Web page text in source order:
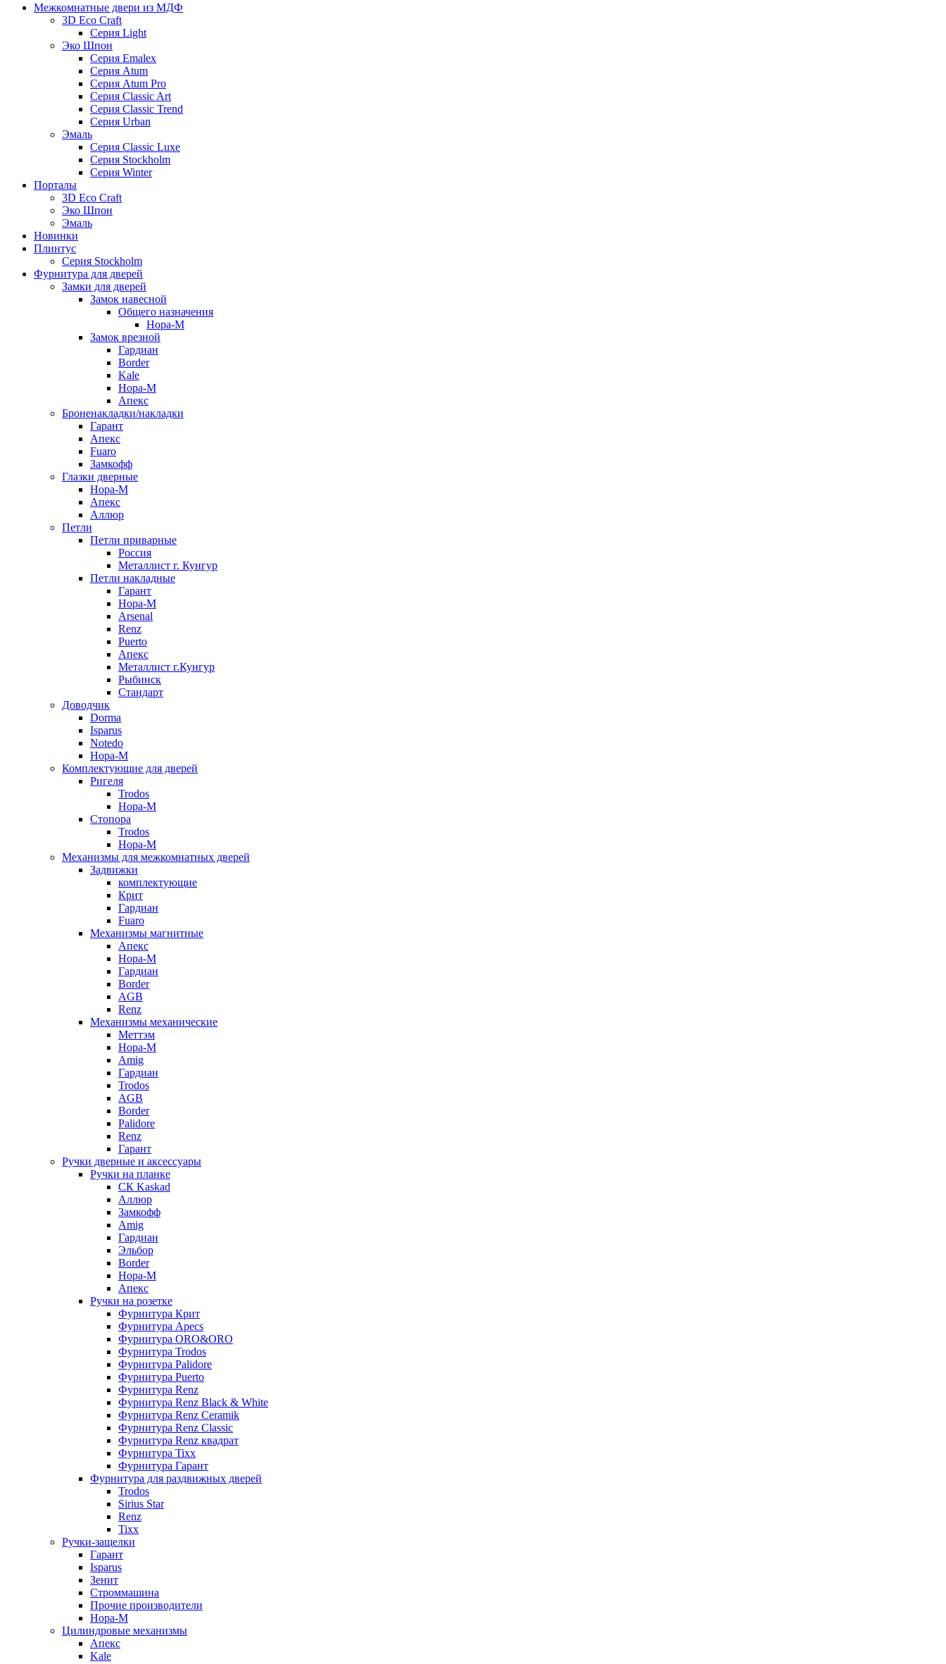
Межкомнатные двери из МДФ
3D Eco Craft
Серия Light
Эко Шпон
Серия Emalex
Серия Atum
Серия Atum Pro
Серия Classic Art
Серия Classic Trend
Серия Urban
Эмаль
Серия Classic Luxe
Серия Stockholm
Серия Winter
Порталы
3D Eco Craft
Эко Шпон
Эмаль
Новинки
Плинтус
Серия Stockholm
Фурнитура для дверей
Замки для дверей
Замок навесной
Общего назначения
Нора-М
Замок врезной
Гардиан
Border
Kale
Нора-М
Апекс
Броненакладки/накладки
Гарант
Апекс
Fuaro
Замкофф
Глазки дверные
Нора-М
Апекс
Аллюр
Петли
Петли приварные
Россия
Металлист г. Кунгур
Петли накладные
Гарант
Нора-М
Arsenal
Renz
Puerto
Апекс
Металлист г.Кунгур
Рыбинск
Стандарт
Доводчик
Dorma
Isparus
Notedo
Нора-М
Комплектующие для дверей
Ригеля
Trodos
Нора-М
Стопора
Trodos
Нора-М
Механизмы для межкомнатных дверей
Задвижки
комплектующие
Крит
Гардиан
Fuaro
Механизмы магнитные
Апекс
Нора-М
Гардиан
Border
AGB
Renz
Механизмы механические
Меттэм
Нора-М
Amig
Гардиан
Trodos
AGB
Border
Palidore
Renz
Гарант
Ручки дверные и аксессуары
Ручки на планке
CК Kaskad
Аллюр
Замкофф
Amig
Гардиан
Эльбор
Border
Нора-М
Апекс
Ручки на розетке
Фурнитура Крит
Фурнитура Apecs
Фурнитура ORO&ORO
Фурнитура Trodos
Фурнитура Palidore
Фурнитура Puerto
Фурнитура Renz
Фурнитура Renz Black & White
Фурнитура Renz Ceramik
Фурнитура Renz Classic
Фурнитура Renz квадрат
Фурнитура Tixx
Фурнитура Гарант
Фурнитура для раздвижных дверей
Trodos
Sirius Star
Renz
Tixx
Ручки-защелки
Гарант
Isparus
Зенит
Строммашина
Прочие производители
Нора-М
Цилиндровые механизмы
Апекс
Kale